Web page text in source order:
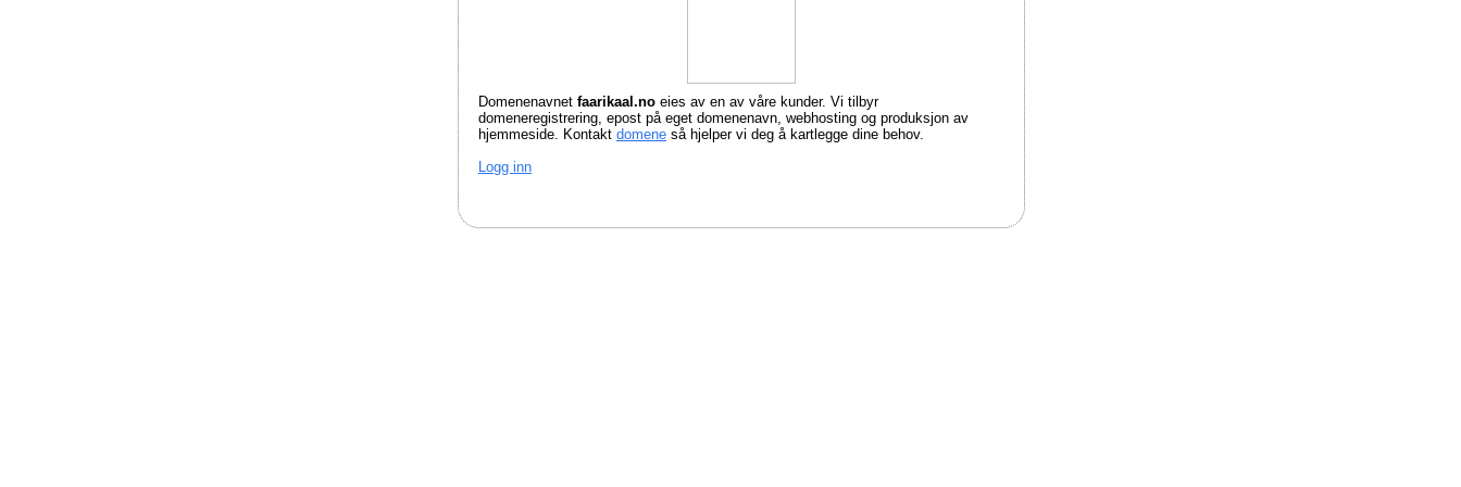
Domenenavnet faarikaal.no eies av en av våre kunder. Vi tilbyr
domeneregistrering, epost på eget domenenavn, webhosting og produksjon av
hjemmeside. Kontakt domene så hjelper vi deg å kartlegge dine behov.
Logg inn